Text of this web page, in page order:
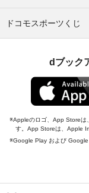
ドコモスポーツくじ
dブック
Appleのロゴ、App Storeは
す。App Storeは、Apple
Google Play および Google